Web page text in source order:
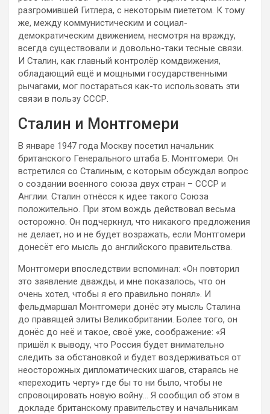
разгромившей Гитлера, с некоторым пиететом. К тому
же, между коммунистическим и социал-
демократическим движением, несмотря на вражду,
всегда существовали и довольно-таки тесные связи.
И Сталин, как главный контролёр комдвижения,
обладающий ещё и мощными государственными
рычагами, мог постараться как-то использовать эти
связи в пользу СССР.
Сталин и Монтгомери
В январе 1947 года Москву посетил начальник
британского Генерального штаба Б. Монтгомери. Он
встретился со Сталиным, с которым обсуждал вопрос
о создании военного союза двух стран – СССР и
Англии. Сталин отнёсся к идее такого Союза
положительно. При этом вождь действовал весьма
осторожно. Он подчеркнул, что никакого предложения
не делает, но и не будет возражать, если Монтгомери
донесёт его мысль до английского правительства.
Монтгомери впоследствии вспоминал: «Он повторил
это заявление дважды, и мне показалось, что он
очень хотел, чтобы я его правильно понял». И
фельдмаршал Монтгомери донёс эту мысль Сталина
до правящей элиты Великобритании. Более того, он
донёс до неё и такое, своё уже, соображение: «Я
пришёл к выводу, что Россия будет внимательно
следить за обстановкой и будет воздерживаться от
неосторожных дипломатических шагов, стараясь не
«переходить черту» где бы то ни было, чтобы не
спровоцировать новую войну… Я сообщил об этом в
докладе британскому правительству и начальникам